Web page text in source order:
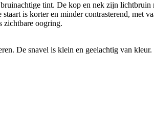
tint. De kop en nek zijn
is korter en minder contrasterend,
zichtbare oogring.
De snavel is klein en geelachtig van kleur.